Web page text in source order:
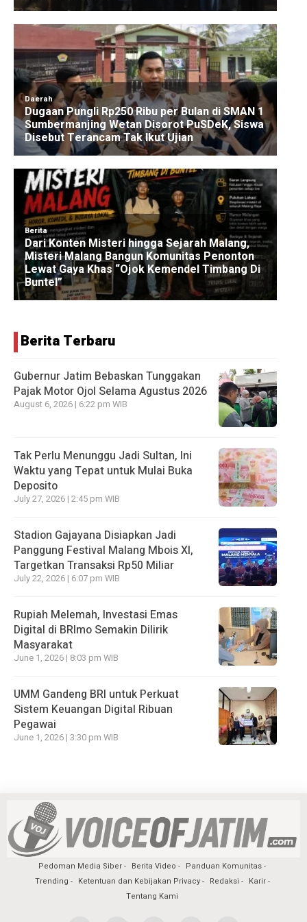
Berita Terbaru
Gubernur Jatim Bebaskan Tunggakan
Pajak Motor Ojol Selama Agustus 2026
August 6, 2026 | 6:22 pm WIB
Tak Perlu Menunggu Jadi Sultan, Ini
Waktu yang Tepat untuk Mulai Buka
Deposito
July 27, 2026 | 2:45 pm WIB
Stadion Gajayana Disiapkan Jadi
Panggung Festival Malang Mbois XI,
Targetkan Transaksi Rp50 Miliar
July 22, 2026 | 6:07 pm WIB
Rupiah Melemah, Investasi Emas
Digital di BRImo Semakin Dilirik
Masyarakat
June 1, 2026 | 8:03 pm WIB
UMM Gandeng BRI untuk Perkuat
Sistem Keuangan Digital Ribuan
Pegawai
June 1, 2026 | 3:30 pm WIB
Pedoman Media Siber Berita Video
Panduan Komunitas
Trending
Ketentuan dan Kebijakan Privacy Redaksi
Karir
Tentang Kami